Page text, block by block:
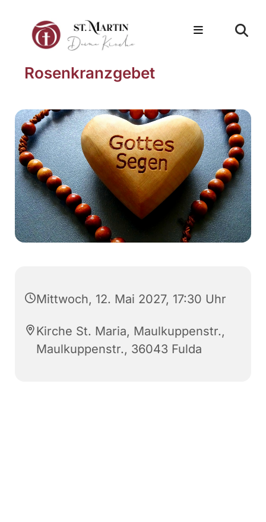
Rosenkranzgebet
Mittwoch, 12. Mai 2027, 17:30 Uhr
Kirche St. Maria, Maulkuppenstr.,
Maulkuppenstr., 36043 Fulda